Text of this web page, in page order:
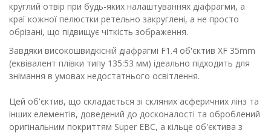
круглий отвір при будь-яких налаштуваннях діафрагми, а
краї кожної пелюстки ретельно закруглені, а не просто
обрізані, що підвищує чіткість зображення.
Завдяки високошвидкісній діафрагмі F1.4 об'єктив XF 35mm
(еквівалент плівки типу 135:53 мм) ідеально підходить для
знімання в умовах недостатнього освітлення.
Цей об'єктив, що складається зі скляних асферичних лінз та
інших елементів, доведений до досконалості та оброблений
оригінальним покриттям Super EBC, а кільце об'єктива з